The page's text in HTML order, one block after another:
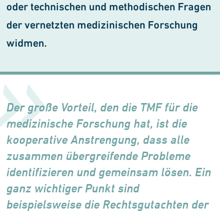
oder technischen und methodischen Fragen
der ver­netzten medizinischen Forschung
widmen.
Der große Vorteil, den die TMF für die
medizinische Forschung hat, ist die
kooperative Anstren­gung, dass alle
zusammen übergreifende Probleme
identi­fizieren und gemeinsam lösen. Ein
ganz wichtiger Punkt sind
beispielsweise die Rechtsgut­achten der